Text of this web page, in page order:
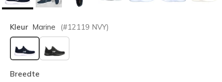
Kleur Marine (#12119 NVY)
geselecteerd
Breedte